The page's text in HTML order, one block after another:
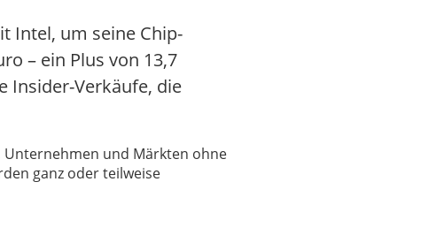
Intel, um seine Chip-
– ein Plus von 13,7
Insider-Verkäufe, die
Unternehmen und Märkten ohne
ganz oder teilweise